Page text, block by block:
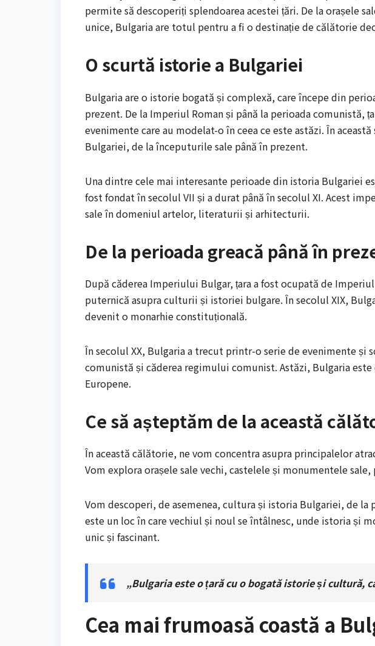
permite să descoperiți splendoarea acestei țări. De la orașele
unice, Bulgaria are totul pentru a fi o destinație de călătorie
O scurtă istorie a Bulgariei
Bulgaria are o istorie bogată și complexă, care începe din
prezent. De la Imperiul Roman și până la perioada comunistă,
evenimente care au modelat-o în ceea ce este astăzi. În
Bulgariei, de la începuturile sale până în prezent.
Una dintre cele mai interesante perioade din istoria Bulgariei
fost fondat în secolul VII și a durat până în secolul XI. Acest
sale în domeniul artelor, literaturii și arhitecturii.
De la perioada greacă până în
După căderea Imperiului Bulgar, țara a fost ocupată de
puternică asupra culturii și istoriei bulgare. În secolul XIX,
devenit o monarhie constituțională.
În secolul XX, Bulgaria a trecut printr-o serie de evenimente
comunistă și căderea regimului comunist. Astăzi, Bulgaria
Europene.
Ce să așteptăm de la această
În această călătorie, ne vom concentra asupra principalelor
Vom explora orașele sale vechi, castelele și monumentele
Vom descoperi, de asemenea, cultura și istoria Bulgariei, de la
este un loc în care vechiul și noul se întâlnesc, unde istoria și
unic și fascinant.
„Bulgaria este o țară cu o bogată istorie și cultură,
Cea mai frumoasă coastă a